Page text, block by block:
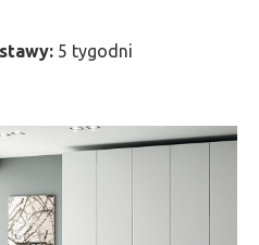
5 tygodni